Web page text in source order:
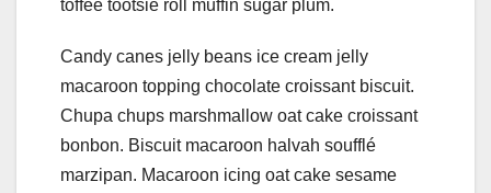
toffee tootsie roll muffin sugar plum.
Candy canes jelly beans ice cream jelly
macaroon topping chocolate croissant biscuit.
Chupa chups marshmallow oat cake croissant
bonbon. Biscuit macaroon halvah soufflé
marzipan. Macaroon icing oat cake sesame